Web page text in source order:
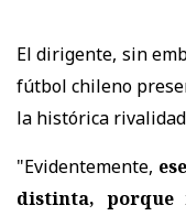
El dirigente, sin
fútbol chileno
la histórica
"Evidentemente,
distinta,